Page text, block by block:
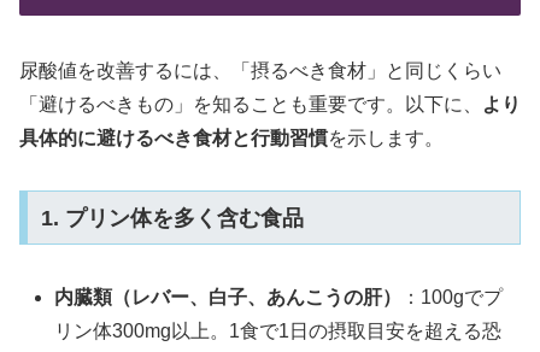
尿酸値を改善するには、「摂るべき食材」と同じくらい
「避けるべきもの」を知ることも重要です。以下に、
より
具体的に避けるべき食材と行動習慣を示します。
1. プリン体を多く含む食品
内臓類（レバー、白子、あんこうの肝）
：100gでプ
リン体300mg以上。1食で1日の摂取目安を超える恐